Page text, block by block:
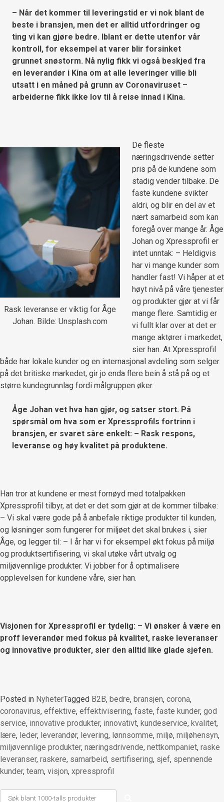
– Når det kommer til leveringstid er vi nok blant de
beste i bransjen, men det er alltid utfordringer og
ting vi kan gjøre bedre. Iblant er dette utenfor vår
kontroll, for eksempel at varer blir forsinket
grunnet snøstorm. Nå nylig fikk vi også beskjed fra
en leverandør i Kina om at alle leveringer ville bli
utsatt i en måned på grunn av Coronaviruset –
arbeiderne fikk ikke lov til å reise innad i Kina.
Rask leveranse er viktig for Åge
Johan. Bilde: Unsplash.com
De fleste
næringsdrivende setter
pris på de kundene som
stadig vender tilbake. De
faste kundene svikter
aldri, og blir en del av et
nært samarbeid som kan
foregå over mange år. Åge
Johan og Xpressprofil er
intet unntak: – Heldigvis
har vi mange kunder som
handler fast! Vi håper at et
høyt nivå på våre tjenester
og produkter gjør at vi får
mange flere. Samtidig er
vi fullt klar over at det er
mange aktører i markedet,
sier han. At Xpressprofil
både har lokale kunder og en internasjonal avdeling som selger
på det britiske markedet, gir jo enda flere bein å stå på og et
større kundegrunnlag fordi målgruppen øker.
Åge Johan vet hva han gjør, og satser stort. På
spørsmål om hva som er Xpressprofils fortrinn i
bransjen, er svaret såre enkelt: – Rask respons,
leveranse og høy kvalitet på produktene.
Han tror at kundene er mest fornøyd med totalpakken
Xpressprofil tilbyr, at det er det som gjør at de kommer tilbake:
– Vi skal være gode på å anbefale riktige produkter til kunden,
og løsninger som fungerer for miljøet det skal brukes i, sier
Åge, og legger til: – I år har vi for eksempel økt fokus på miljø
og produktsertifisering, vi skal utøke vårt utvalg og
miljøvennlige produkter. Vi jobber for å optimalisere
opplevelsen for kundene våre, sier han.
Visjonen for Xpressprofil er tydelig: – Vi ønsker å være en
proff leverandør med fokus på kvalitet, raske leveranser
og innovative produkter, sier den alltid like glade sjefen.
Posted in NyheterTagged B2B, bedre, bransjen, corona,
coronavirus, effektive, effektivisering, faste, faste kunder, god
service, innovative produkter, innovativt, kundeservice, kvalitet,
lære, leder, leverandør, levering, lønnsomme, miljø, miljøhensyn,
miljøvennlige produkter, næringsdrivende, nettkompaniet, raske
leveranser, raskere, samarbeid, sertifisering, sjef, spennende
kunder, team, visjon, xpressprofil